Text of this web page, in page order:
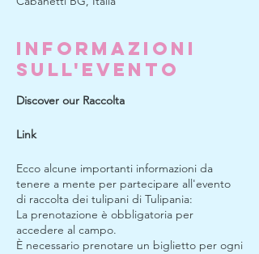
Informazioni
sull'evento
Discover our Raccolta
Link
Ecco alcune importanti informazioni da
tenere a mente per partecipare all'evento
di raccolta dei tulipani di Tulipania:
La prenotazione è obbligatoria per
accedere al campo.
È necessario prenotare un biglietto per ogni